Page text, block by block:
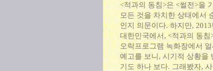
<적과의 동침>은 <썰전>을
모든 것을 차치한 상태에서
인지 의문이다. 하지만,
대한민국에서, <적과의 동
오락프로그램 녹화장에서
예고를 보니, 시기적 상황을
기도 하나 보다. 그래봤자,